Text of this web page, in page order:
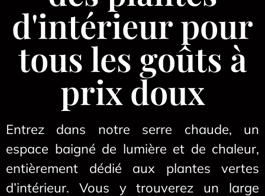
d'intérieur pour
tous les goûts à
prix doux
Entrez dans notre serre chaude, un
espace baigné de lumière et de chaleur,
entièrement dédié aux plantes vertes
d’intérieur. Vous y trouverez un large